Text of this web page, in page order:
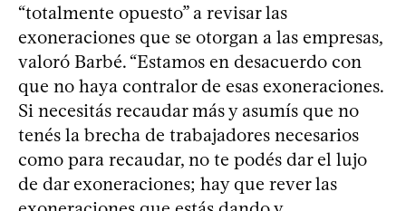
“totalmente opuesto” a revisar las
exoneraciones que se otorgan a las empresas,
valoró Barbé. “Estamos en desacuerdo con
que no haya contralor de esas exoneraciones.
Si necesitás recaudar más y asumís que no
tenés la brecha de trabajadores necesarios
como para recaudar, no te podés dar el lujo
de dar exoneraciones; hay que rever las